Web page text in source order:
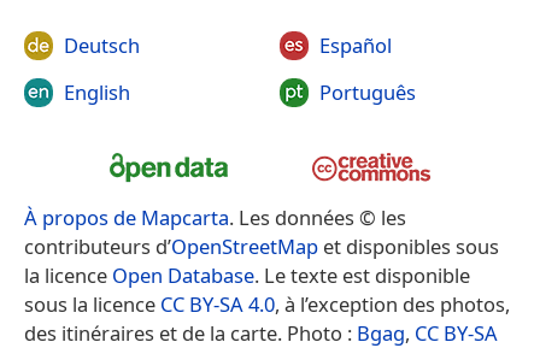
Deutsch
English
Español
Português
À propos de Mapcarta. Les données © les
contributeurs d’OpenStreetMap et disponibles sous
la licence Open Database. Le texte est disponible
sous la licence CC BY-SA 4.0, à l’exception des photos,
des itinéraires et de la carte. Photo : Bgag, CC BY-SA